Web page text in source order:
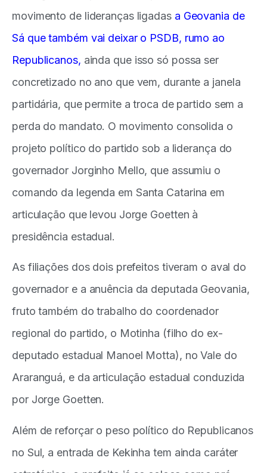
movimento de lideranças ligadas a Geovania de
Sá que também vai deixar o PSDB, rumo ao
Republicanos, ainda que isso só possa ser
concretizado no ano que vem, durante a janela
partidária, que permite a troca de partido sem a
perda do mandato. O movimento consolida o
projeto político do partido sob a liderança do
governador Jorginho Mello, que assumiu o
comando da legenda em Santa Catarina em
articulação que levou Jorge Goetten à
presidência estadual.
As filiações dos dois prefeitos tiveram o aval do
governador e a anuência da deputada Geovania,
fruto também do trabalho do coordenador
regional do partido, o Motinha (filho do ex-
deputado estadual Manoel Motta), no Vale do
Araranguá, e da articulação estadual conduzida
por Jorge Goetten.
Além de reforçar o peso político do Republicanos
no Sul, a entrada de Kekinha tem ainda caráter